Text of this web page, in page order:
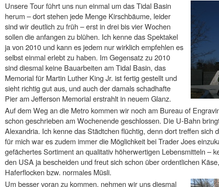
Unsere Tour führt uns nun einmal um das Tidal Basin
herum – dort stehen jede Menge Kirschbäume, leider
sind wir deutlich zu früh – erst in drei bis vier Wochen
sollen die anfangen zu blühen. Ich kenne das Spektakel
ja von 2010 und kann es jedem nur wirklich empfehlen es
selbst einmal erlebt zu haben. Im Gegensatz zu 2010
sind diesmal keine Bauarbeiten am Tidal Basin, das
Memorial für Martin Luther King Jr. ist fertig gestellt und
sieht richtig gut aus, und auch der damals schadhafte
Pier am Jefferson Memorial erstrahlt in neuem Glanz.
Auf dem Weg an die Metro kommen wir noch am Bureau of
schon geschrieben am Wochenende geschlossen. Die U-Bahn
Alexandria. Ich kenne das Städtchen flüchtig, denn dort treffen sich
für mich war es zudem immer die Möglichkeit bei Trader Joes
gefächertes Sortiment an qualitativ höherwertigen Lebensmitteln –
den USA ja bescheiden und freut sich schon über ordentlichen
Haferflocken bzw. normales Müsli.
Um besser voran zu kommen, nehmen wir uns diesmal